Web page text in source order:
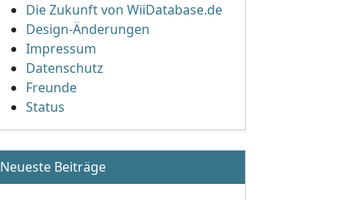
Die Zukunft von WiiDatabase.de
Design-Änderungen
Impressum
Datenschutz
Freunde
Status
Neueste Beiträge